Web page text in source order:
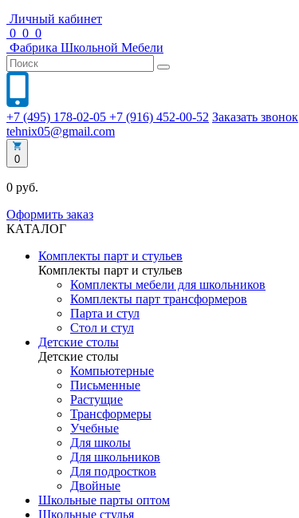
Личный кабинет
0 0 0
Фабрика Школьной Мебели
+7 (495) 178-02-05 +7 (916) 452-00-52 Заказать звонок
tehnix05@gmail.com
0
0 руб.
Оформить заказ
КАТАЛОГ
Комплекты парт и стульев
Комплекты парт и стульев
Комплекты мебели для школьников
Комплекты парт трансформеров
Парта и стул
Стол и стул
Детские столы
Детские столы
Компьютерные
Письменные
Растущие
Трансформеры
Учебные
Для школы
Для школьников
Для подростков
Двойные
Школьные парты оптом
Школьные стулья